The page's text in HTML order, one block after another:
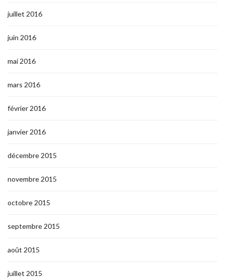
juillet 2016
juin 2016
mai 2016
mars 2016
février 2016
janvier 2016
décembre 2015
novembre 2015
octobre 2015
septembre 2015
août 2015
juillet 2015